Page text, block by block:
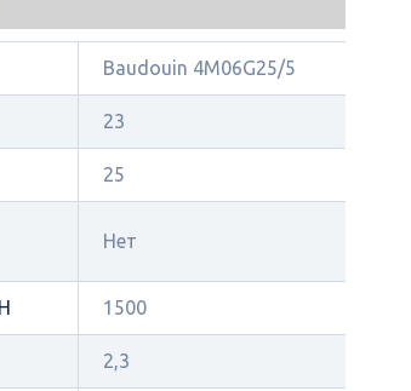
Baudouin 4M06G25/5
23
25
Нет
1500
2,3